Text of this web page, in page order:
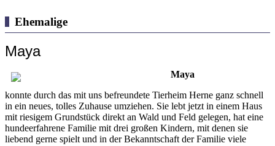
Ehemalige
Maya
Maya
konnte durch das mit uns befreundete Tierheim Herne ganz schnell
in ein neues, tolles Zuhause umziehen. Sie lebt jetzt in einem Haus
mit riesigem Grundstück direkt an Wald und Feld gelegen, hat eine
hundeerfahrene Familie mit drei großen Kindern, mit denen sie
liebend gerne spielt und in der Bekanntschaft der Familie viele